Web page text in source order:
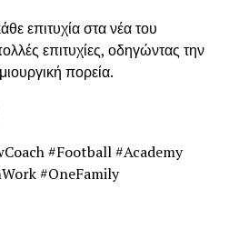
επιτυχία στα νέα του
επιτυχίες, οδηγώντας την
πορεία.
#Football #Academy
#OneFamily